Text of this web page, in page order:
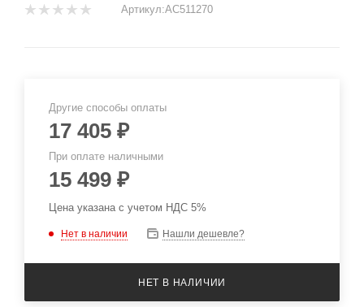
Артикул:AC511270
Другие способы оплаты
17 405 ₽
При оплате наличными
15 499 ₽
Цена указана с учетом НДС 5%
Нет в наличии Нашли дешевле?
НЕТ В НАЛИЧИИ